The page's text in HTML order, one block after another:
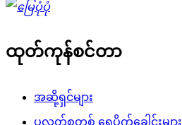
ထုတ်ကုန်စင်တာ
အဆို့ရှင်များ
ပလတ်စတစ် ရေပိုက်ခေါင်းများ